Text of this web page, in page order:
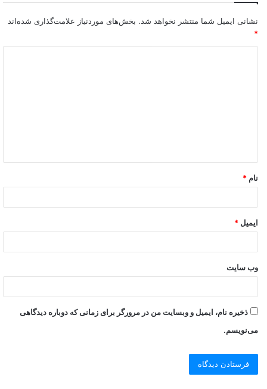
نشانی ایمیل شما منتشر نخواهد شد. بخش‌های موردنیاز علامت‌گذاری شده‌اند
*
نام *
ایمیل *
وب‌ سایت
ذخیره نام، ایمیل و وبسایت من در مرورگر برای زمانی که دوباره دیدگاهی
می‌نویسم.